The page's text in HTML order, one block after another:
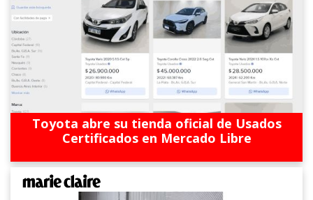
Toyota abre su tienda oficial de Usados
Certificados en Mercado Libre